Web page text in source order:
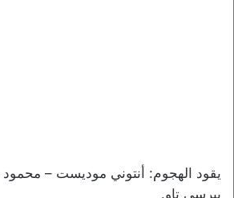
يقود الهجوم: أنتوني موديست – محمود
بيرسي تاو.